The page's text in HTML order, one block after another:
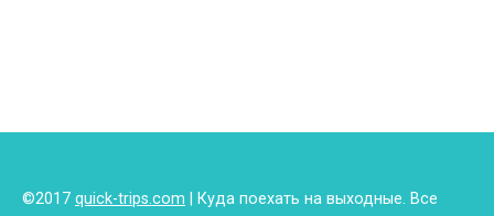
©2017 quick-trips.com | Куда поехать на выходные. Все